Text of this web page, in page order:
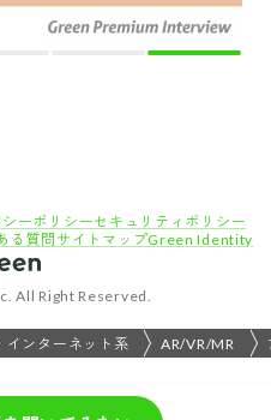
ーポリシーセキュリティポリシー
る質問 サイトマップGreen Identity
All Right Reserved.
インターネット系 AR/VR/MR